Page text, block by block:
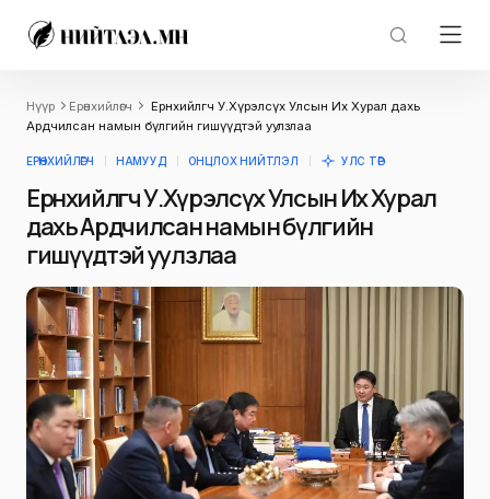
Нүүр Ерөнхийлөгч
Ерөнхийлөгч У.Хүрэлсүх Улсын Их Хурал дахь
Ардчилсан намын бүлгийн гишүүдтэй уулзлаа
ЕРӨНХИЙЛӨГЧ НАМУУД ОНЦЛОХ НИЙТЛЭЛ УЛС ТӨР
Ерөнхийлөгч У.Хүрэлсүх Улсын Их Хурал
дахь Ардчилсан намын бүлгийн
гишүүдтэй уулзлаа